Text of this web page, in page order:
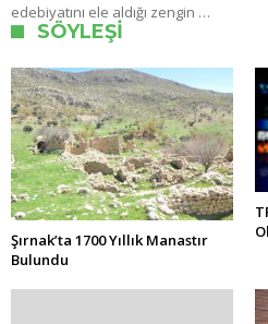
edebiyatını ele aldığı zengin …
SÖYLEŞI
Şırnak’ta 1700 Yıllık Manastır
Bulundu